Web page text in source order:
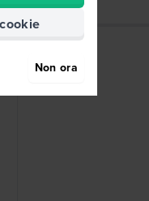
Non ora